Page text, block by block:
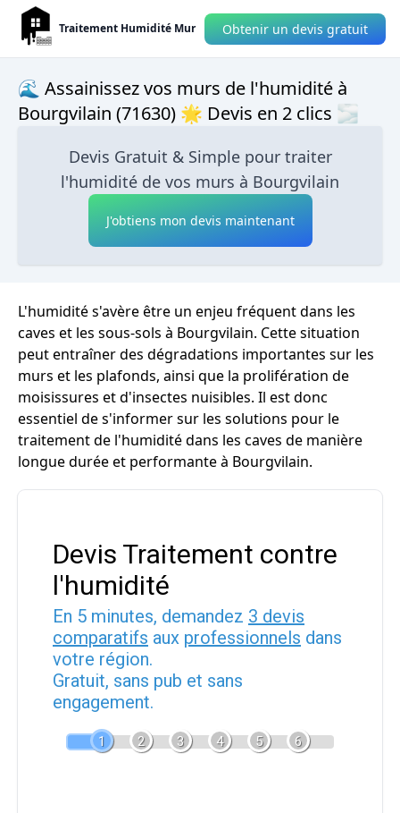
Traitement Humidité Mur Obtenir un devis gratuit
🌊 Assainissez vos murs de l'humidité à
Bourgvilain (71630) 🌟 Devis en 2 clics 🌫
Devis Gratuit & Simple pour traiter
l'humidité de vos murs à Bourgvilain
J'obtiens mon devis maintenant
L'humidité s'avère être un enjeu fréquent dans les
caves et les sous-sols à Bourgvilain. Cette situation
peut entraîner des dégradations importantes sur les
murs et les plafonds, ainsi que la prolifération de
moisissures et d'insectes nuisibles. Il est donc
essentiel de s'informer sur les solutions pour le
traitement de l'humidité dans les caves de manière
longue durée et performante à Bourgvilain.
Devis Traitement contre
l'humidité
En 5 minutes, demandez 3 devis
comparatifs aux professionnels dans
votre région.
Gratuit, sans pub et sans
engagement.
1 2 3 4 5 6